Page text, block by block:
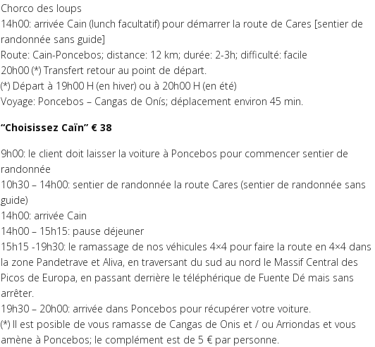
Chorco des loups
14h00: arrivée Cain (lunch facultatif) pour démarrer la route de Cares [sentier de
randonnée sans guide]
Route: Cain-Poncebos; distance: 12 km; durée: 2-3h; difficulté: facile
20h00 (*) Transfert retour au point de départ.
(*) Départ à 19h00 H (en hiver) ou à 20h00 H (en été)
Voyage: Poncebos – Cangas de Onís; déplacement environ 45 min.
“Choisissez Caïn” € 38
9h00: le client doit laisser la voiture à Poncebos pour commencer sentier de
randonnée
10h30 – 14h00: sentier de randonnée la route Cares (sentier de randonnée sans
guide)
14h00: arrivée Cain
14h00 – 15h15: pause déjeuner
15h15 -19h30: le ramassage de nos véhicules 4×4 pour faire la route en 4×4 dans
la zone Pandetrave et Aliva, en traversant du sud au nord le Massif Central des
Picos de Europa, en passant derrière le téléphérique de Fuente Dé mais sans
arrêter.
19h30 – 20h00: arrivée dans Poncebos pour récupérer votre voiture.
(*) Il est posible de vous ramasse de Cangas de Onis et / ou Arriondas et vous
amène à Poncebos; le complément est de 5 € par personne.